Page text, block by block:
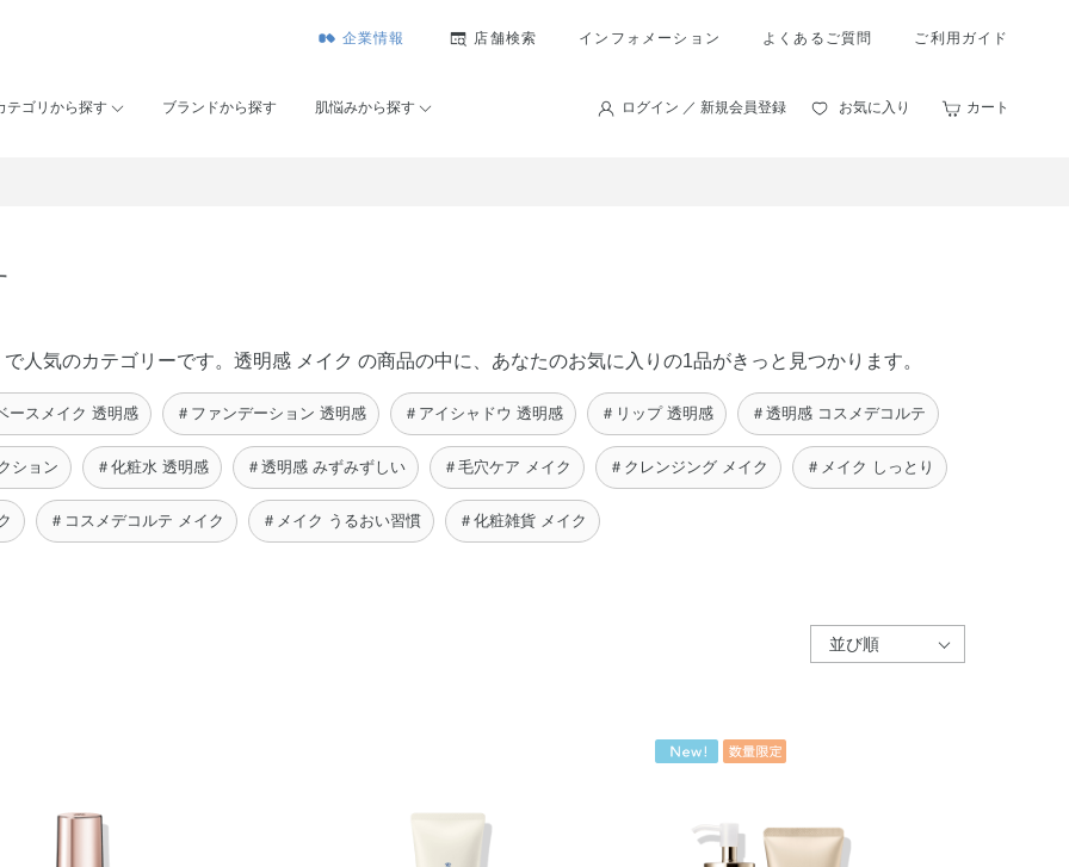
企業情報 店舗検索 インフォメーション よくあるご質問 ご利用ガイド
テゴリから探す ブランドから探す 肌悩みから探す ログイン ／ 新規会員登録 お気に入り カート
人気のカテゴリーです。透明感 メイク の商品の中に、あなたのお気に入りの1品がきっと見つかります。
ースメイク 透明感 ＃ファンデーション 透明感 ＃アイシャドウ 透明感 ＃リップ 透明感 ＃透明感 コスメデコルテ
ション ＃化粧水 透明感 ＃透明感 みずみずしい ＃毛穴ケア メイク ＃クレンジング メイク ＃メイク しっとり
＃コスメデコルテ メイク ＃メイク うるおい習慣 ＃化粧雑貨 メイク